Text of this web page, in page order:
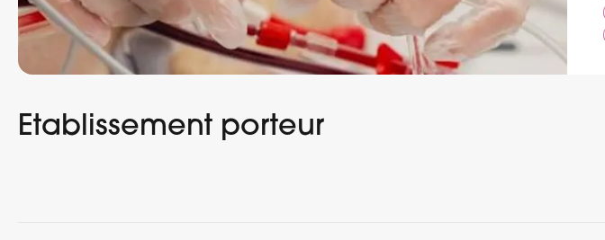
Etablissement porteur